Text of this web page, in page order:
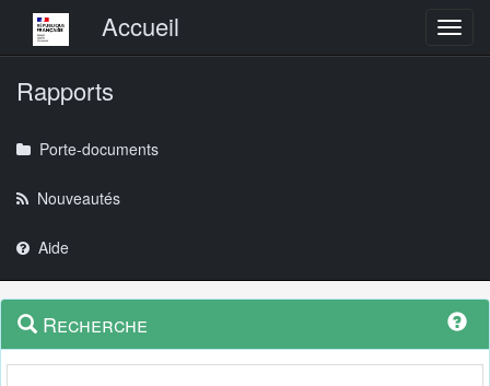
Menu principalAccueil
Rapports
Porte-documents
Nouveautés
Aide
Navigation
outils
Menu
contextuel
Recherche